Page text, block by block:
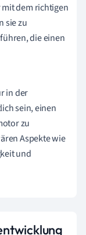
dem richtigen
sie zu
die einen
in der
sein, einen
zu
Aspekte wie
und